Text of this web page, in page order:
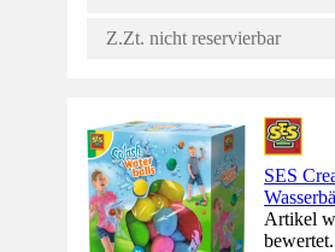
Z.Zt. nicht reservierbar
SES
Artikel
bewertet.